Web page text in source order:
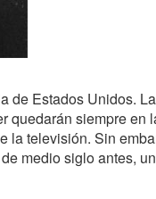
de Estados Unidos.
quedarán siempre en
la televisión. Sin
medio siglo antes,